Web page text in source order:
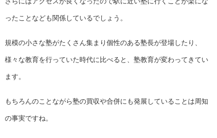
ったことなども関係しているでしょう。
規模の小さな塾がたくさん集まり個性のある塾長が登場したり、
様々な教育を行っていた時代に比べると、塾教育が変わってきてい
ます。
もちろんのことながら塾の買収や合併にも発展していることは周知
の事実ですね。